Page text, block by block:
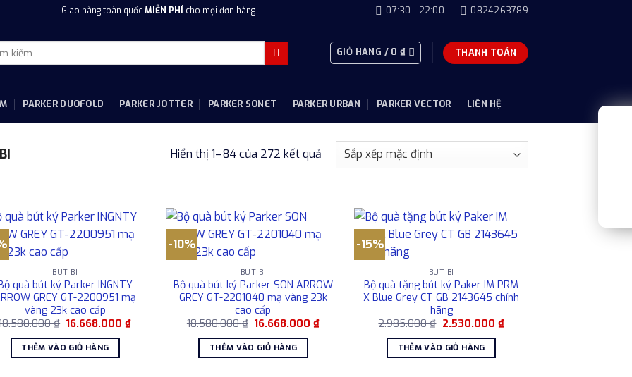
Giao hàng toàn quốcMIỄN PHÍ cho mọi đơn hàng 07:30 - 22:00 0824263789
GIỎ HÀNG / 0₫ THANH TOÁN
PARKER DUOFOLD PARKER JOTTER PARKER SONET PARKER URBAN PARKER VECTOR LIÊN HỆ
Hiển thị 1–84 của 272 kết quả
BÚT BI
quà bút ký Parker INGNTY
GREY GT-2200951 mạ
vàng 23k cao cấp
₫ Giá
là:
18.580.000 ₫.
16.668.000₫Giá
THÊM VÀO GIỎ HÀNG
-10%
BÚT BI
Bộ quà bút ký Parker SON ARROW
GREY GT-2201040 mạ vàng 23k
cao cấp
18.580.000₫ Giá
là:
18.580.000 ₫.
16.668.000₫Giá
THÊM VÀO GIỎ HÀNG
-15%
BÚT BI
Bộ quà tặng bút ký Paker IM PRM
X Blue Grey CT GB 2143645 chính
hãng
2.985.000₫ Giá
là:
2.985.000 ₫.
2.530.000 ₫Giá
THÊM VÀO GIỎ HÀNG